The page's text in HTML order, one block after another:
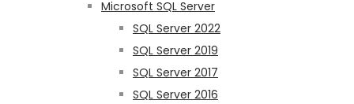
Microsoft SQL Server
SQL Server 2022
SQL Server 2019
SQL Server 2017
SQL Server 2016